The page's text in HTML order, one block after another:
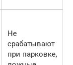
Не
срабатывают
при парковке,